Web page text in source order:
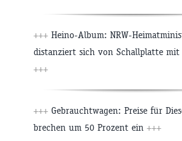
+++ Heino-Album: NRW-
distanziert sich von Schallplatte mit
+++
+++ Gebrauchtwagen: Preise für
brechen um 50 Prozent ein +++